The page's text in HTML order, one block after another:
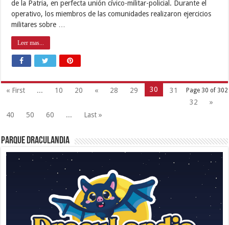
de la Patria, en perfecta unión cívico-militar-policial. Durante el
operativo, los miembros de las comunidades realizaron ejercicios
militares sobre …
Leer mas...
Page 30 of 302
« First ... 10 20 « 28 29 30
31
32
»
40
50 60 ... Last »
Parque Draculandia